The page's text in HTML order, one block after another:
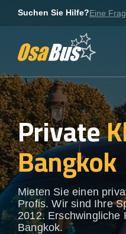
Suchen Sie Hilfe?Eine
Private
Bangkok
Mieten Sie einen
Profis. Wir sind Ihre
2012. Erschwingliche
Bangkok.